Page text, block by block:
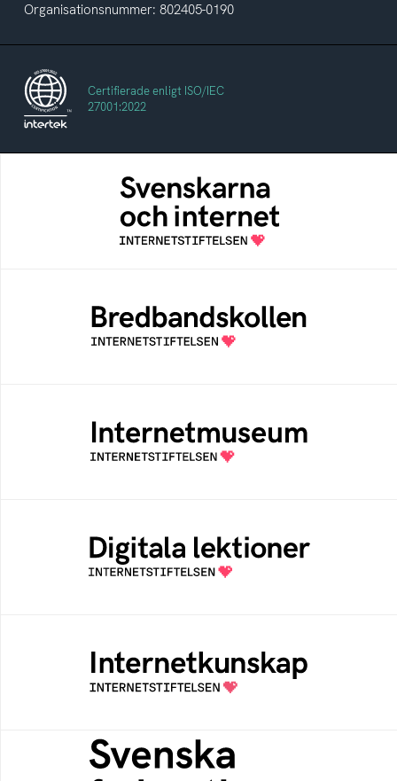
Organisationsnummer: 802405-0190
Certifierade enligt ISO/IEC
27001:2022
Svenskarna och internet
En årlig studie av svenska folkets
internetvanor
Bredbandskollen är ett oberoende
konsumentverktyg som drivs av
Internetstiftelsen
Ett digitalt museum som byggts, och kureras
av Internetstiftelsen
Öppen digital lärresurs med färdiga lektioner
för alla stadier i grundskolan
Samlad kunskap som hjälper dig att bli en
säker och medveten internetanvändare
Svenska federationer